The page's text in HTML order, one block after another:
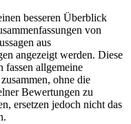
besseren Überblick
von
aus
angezeigt werden. Diese
fassen allgemeine
ohne die
Bewertungen zu
ersetzen jedoch nicht das